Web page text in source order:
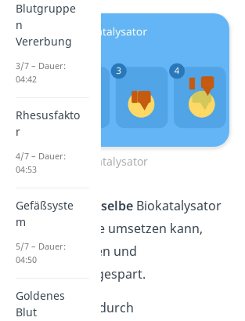
Biokatalysator
dass derselbe Biokatalysator
mehrere
Substrate umsetzen kann,
werden Ressourcen und
Zwischenschritte gespart.
Außerdem laufen durch
Blutgruppe
n
Vererbung
3/7 – Dauer:
04:42
Rhesusfakto
r
4/7 – Dauer:
04:53
Gefäßsyste
m
5/7 – Dauer:
04:50
Goldenes
Blut